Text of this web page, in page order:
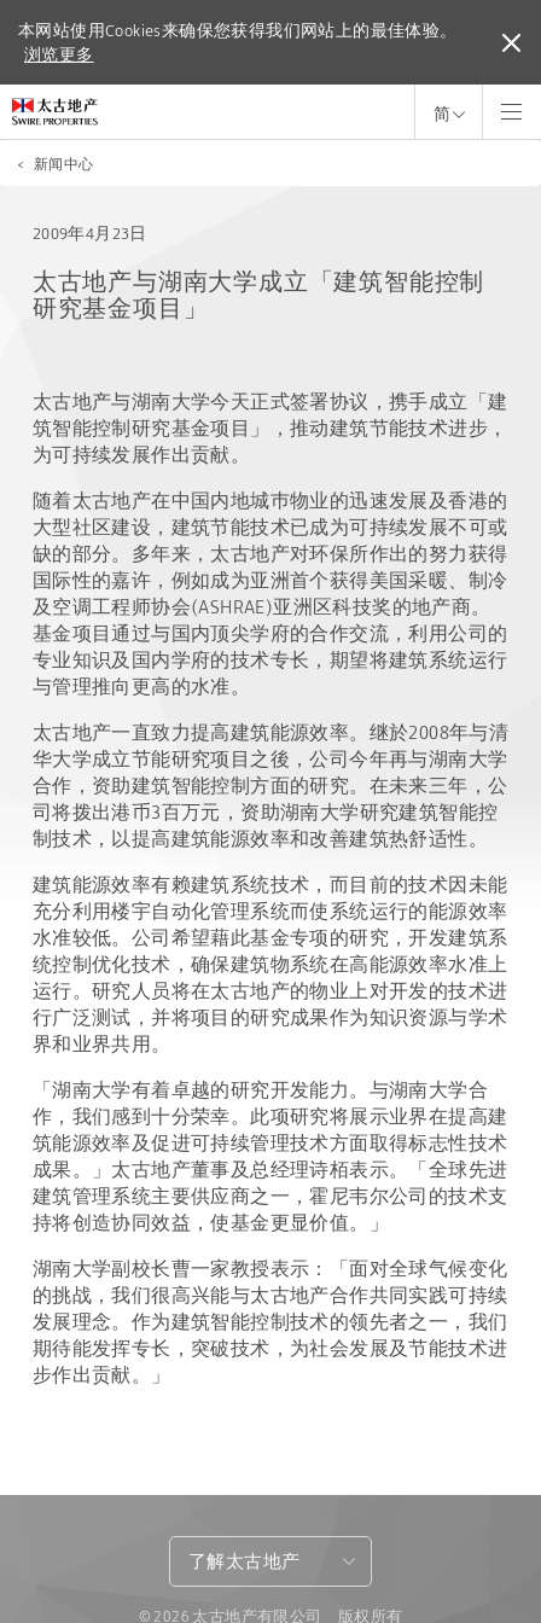
本网站使用Cookies来确保您获得我们网站上的最佳体验。
浏览更多
本网站使用Cookies来确保您获得我们网站上的最佳体验。
浏览更多
简
< 新闻中心
2009年4月23日
太古地产与湖南大学成立「建筑智能控制
研究基金项目」
太古地产与湖南大学今天正式签署协议，携手成立「建
筑智能控制研究基金项目」，推动建筑节能技术进步，
为可持续发展作出贡献。
随着太古地产在中国内地城巿物业的迅速发展及香港的
大型社区建设，建筑节能技术已成为可持续发展不可或
缺的部分。多年来，太古地产对环保所作出的努力获得
国际性的嘉许，例如成为亚洲首个获得美国采暖、制冷
及空调工程师协会(ASHRAE)亚洲区科技奖的地产商。
基金项目通过与国内顶尖学府的合作交流，利用公司的
专业知识及国内学府的技术专长，期望将建筑系统运行
与管理推向更高的水准。
太古地产一直致力提高建筑能源效率。继於2008年与清
华大学成立节能研究项目之後，公司今年再与湖南大学
合作，资助建筑智能控制方面的研究。在未来三年，公
司将拨出港币3百万元，资助湖南大学研究建筑智能控
制技术，以提高建筑能源效率和改善建筑热舒适性。
建筑能源效率有赖建筑系统技术，而目前的技术因未能
充分利用楼宇自动化管理系统而使系统运行的能源效率
水准较低。公司希望藉此基金专项的研究，开发建筑系
统控制优化技术，确保建筑物系统在高能源效率水准上
运行。研究人员将在太古地产的物业上对开发的技术进
行广泛测试，并将项目的研究成果作为知识资源与学术
界和业界共用。
「湖南大学有着卓越的研究开发能力。与湖南大学合
作，我们感到十分荣幸。此项研究将展示业界在提高建
筑能源效率及促进可持续管理技术方面取得标志性技术
成果。」太古地产董事及总经理诗栢表示。「全球先进
建筑管理系统主要供应商之一，霍尼韦尔公司的技术支
持将创造协同效益，使基金更显价值。」
湖南大学副校长曹一家教授表示：「面对全球气候变化
的挑战，我们很高兴能与太古地产合作共同实践可持续
发展理念。作为建筑智能控制技术的领先者之一，我们
期待能发挥专长，突破技术，为社会发展及节能技术进
步作出贡献。」
了解太古地产
© 2026 太古地产有限公司 版权所有